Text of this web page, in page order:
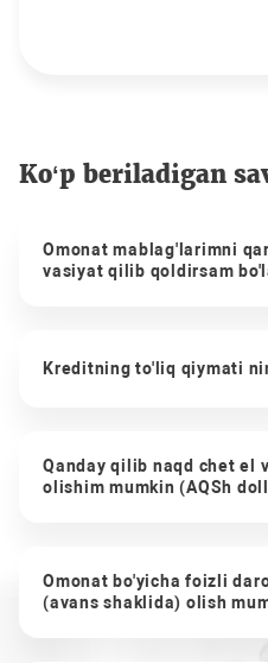
Ko‘p beriladigan
Omonat mablag'larimni
vasiyat qilib qoldirsam
Kreditning to'liq qiymati
Qanday qilib naqd chet el
olishim mumkin (AQSh
Omonat bo'yicha foizli
(avans shaklida) olish